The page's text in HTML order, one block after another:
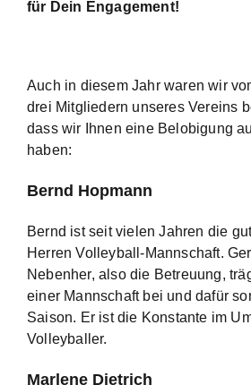
für Dein Engagement!
Auch in diesem Jahr waren wir
drei Mitgliedern unseres Vereins
dass wir Ihnen eine Belobigung
haben:
Bernd Hopmann
Bernd ist seit vielen Jahren die
Herren Volleyball-Mannschaft.
Nebenher, also die Betreuung,
einer Mannschaft bei und dafür
Saison. Er ist die Konstante im
Volleyballer.
Marlene Dietrich